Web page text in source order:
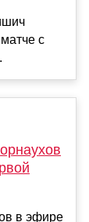
с
в эфире